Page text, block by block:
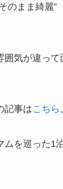
のまま綺麗”
囲気が違っ
記事はこちら
を巡った1